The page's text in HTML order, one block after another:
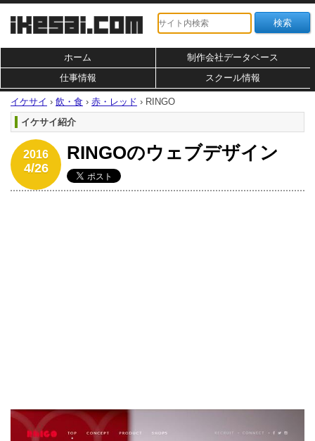
ホーム
制作会社データベース
仕事情報
スクール情報
イケサイ › 飲・食 › 赤・レッド › RINGO
イケサイ紹介
2016
4/26
RINGOのウェブデザイン